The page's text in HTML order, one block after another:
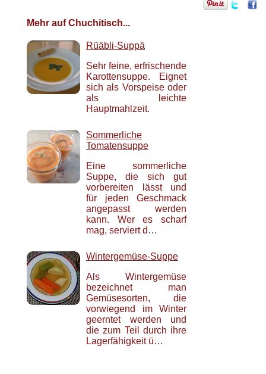
Mehr auf Chuchitisch...
Rüäbli-Suppä
Sehr feine, erfrischende
Karottensuppe. Eignet
sich als Vorspeise oder
als leichte
Hauptmahlzeit.
Sommerliche
Tomatensuppe
Eine sommerliche
Suppe, die sich gut
vorbereiten lässt und
für jeden Geschmack
angepasst werden
kann. Wer es scharf
mag, serviert d…
Wintergemüse-Suppe
Als Wintergemüse
bezeichnet man
Gemüsesorten, die
vorwiegend im Winter
geerntet werden und
die zum Teil durch ihre
Lagerfähigkeit ü…